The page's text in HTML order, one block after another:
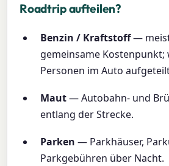
Roadtrip aufteilen?
Benzin / Kraftstoff—
gemeinsame Kostenpunkt;
Personen im Auto
Maut— Autobahn- und
entlang der Strecke.
Parken — Parkhäuser,
Parkgebühren über Nacht.